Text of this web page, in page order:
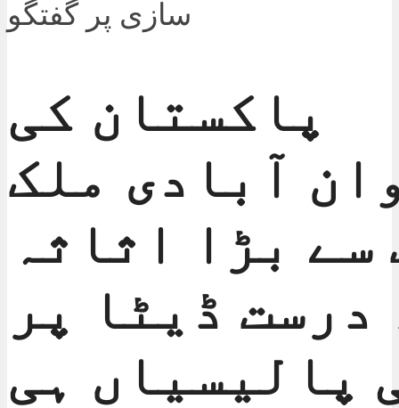
پاکستان کی
آبادی ملک
سے بڑا اثاثہ
درست ڈیٹا پر
پالیسیاں ہی